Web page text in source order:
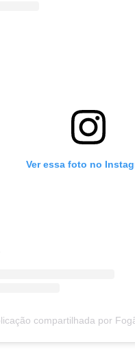
Ver essa foto no